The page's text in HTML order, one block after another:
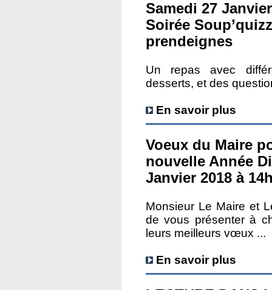
Samedi 27
Soirée
prendeignes
Un repas avec
desserts, et des
En savoir plus
Voeux du Maire
nouvelle Année
Janvier 2018 à
Monsieur Le Maire et
de vous présenter à
leurs meilleurs vœux ...
En savoir plus